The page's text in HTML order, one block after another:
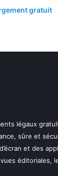
gratuit
légaux
sûre et
et des